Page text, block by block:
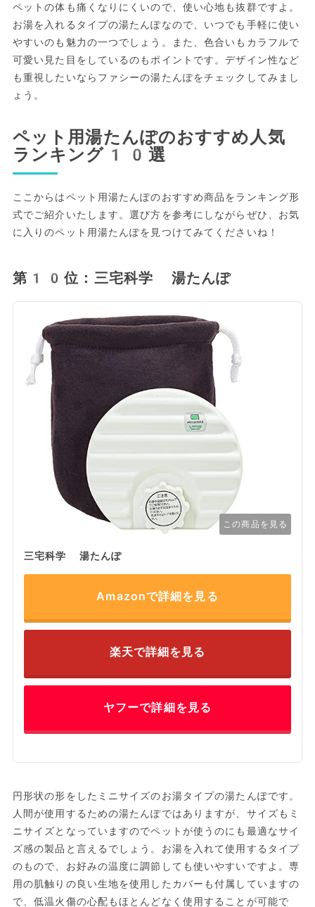
ペットの体も痛くなりにくいので、使い心地も抜群ですよ。
お湯を入れるタイプの湯たんぽなので、いつでも手軽に使い
やすいのも魅力の一つでしょう。また、色合いもカラフルで
可愛い見た目をしているのもポイントです。デザイン性など
も重視したいならファシーの湯たんぽをチェックしてみまし
ょう。
ペット用湯たんぽのおすすめ人気
ランキング10選
ここからはペット用湯たんぽのおすすめ商品をランキング形
式でご紹介いたします。選び方を参考にしながらぜひ、お気
に入りのペット用湯たんぽを見つけてみてくださいね！
第10位：三宅科学 湯たんぽ
この商品を見る
三宅科学 湯たんぽ
Amazonで詳細を見る
楽天で詳細を見る
ヤフーで詳細を見る
円形状の形をしたミニサイズのお湯タイプの湯たんぽです。
人間が使用するための湯たんぽではありますが、サイズもミ
ニサイズとなっていますのでペットが使うのにも最適なサイ
ズ感の製品と言えるでしょう。お湯を入れて使用するタイプ
のもので、お好みの温度に調節しても使いやすいですよ。専
用の肌触りの良い生地を使用したカバーも付属していますの
で、低温火傷の心配もほとんどなく使用することが可能で